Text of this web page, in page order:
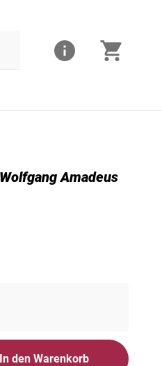
Amadeus
In den Warenkorb